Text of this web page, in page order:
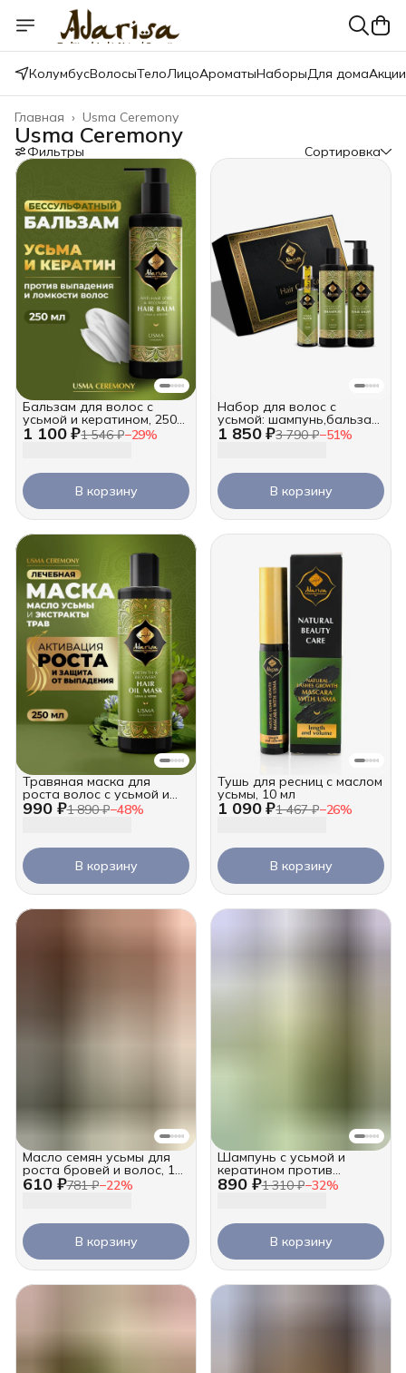
КолумбусВолосыТелоЛицоАроматыНаборыДля домаАкции
Usma Ceremony
Главная ›
Usma Ceremony
Фильтры Сортировка
1 100 ₽1 546 ₽−29%
Бальзам для волос с
усьмой и кератином, 250
мл
В корзину
1 850 ₽3 790 ₽−51%
Набор для волос с
усьмой: шампунь,бальзам
и гидролат
В корзину
990 ₽1 890 ₽−48%
Травяная маска для
роста волос с усьмой и
маслом бэй, 250 мл
В корзину
1 090 ₽1 467 ₽−26%
Тушь для ресниц с маслом
усьмы, 10 мл
В корзину
610 ₽781 ₽−22%
Масло семян усьмы для
роста бровей и волос, 10
мл
В корзину
890 ₽1 310 ₽−32%
Шампунь с усьмой и
кератином против
выпадения, 250 мл
В корзину